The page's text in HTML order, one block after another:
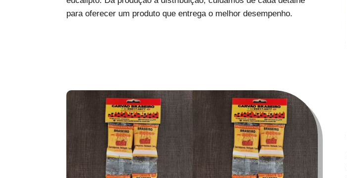
para oferecer um produto que entrega o melhor desempenho.